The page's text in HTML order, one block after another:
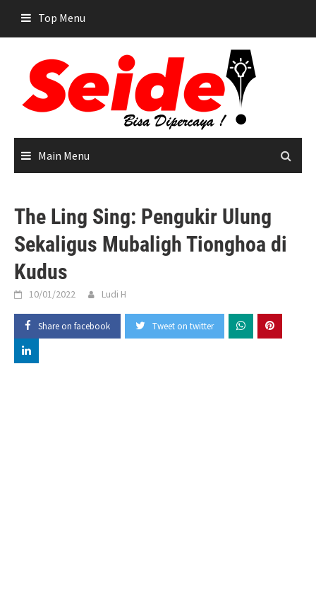
content
Top Menu
Main Menu
The Ling Sing: Pengukir Ulung
Sekaligus Mubaligh Tionghoa di
Kudus
10/01/2022 Ludi H
Share on facebook Tweet on twitter